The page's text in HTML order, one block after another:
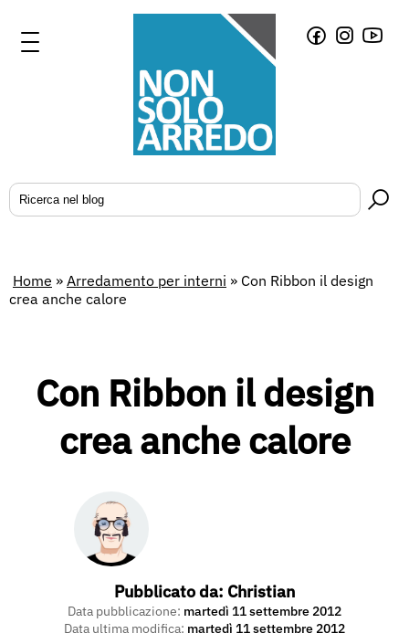
Home » Arredamento per interni » Con Ribbon il design
crea anche calore
Con Ribbon il design
crea anche calore
Pubblicato da: Christian
Data pubblicazione: martedì 11 settembre 2012
Data ultima modifica: martedì 11 settembre 2012